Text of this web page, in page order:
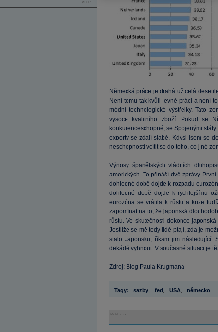
více...
Německá práce je drahá už celá
Není tomu tak kvůli levné práci a není
módní technologické výstřelky. Tato
vysoce kvalitního zboží. Pokud se
konkurenceschopné, se Spojenými
exporty se zdají slabé. Kdysi jsem se
neschopností vcítit se do toho, co jiné
Výnosy španělských vládních
amerických. To přináší dvě zprávy.
dohledné době dojde k rozpadu
dohledné době dojde k rychlejšímu
eurozóna se vrátila k růstu a krize
zapomínat na to, že japonská
růstu. Ve skutečnosti dokonce
Jestliže se mě tedy lidé ptají, zda je
stalo Japonsku, říkám jim následující:
dekádě vyhnout. V současné situaci je
Zdroj: Blog Paula Krugmana
Tagy: sazby fed USA německo
Reklama